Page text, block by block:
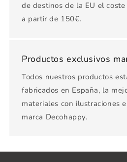
de destinos de la EU el
a partir de 150€.
Productos exclusivos
Todos nuestros productos
fabricados en España, la
materiales con ilustraciones
marca Decohappy.